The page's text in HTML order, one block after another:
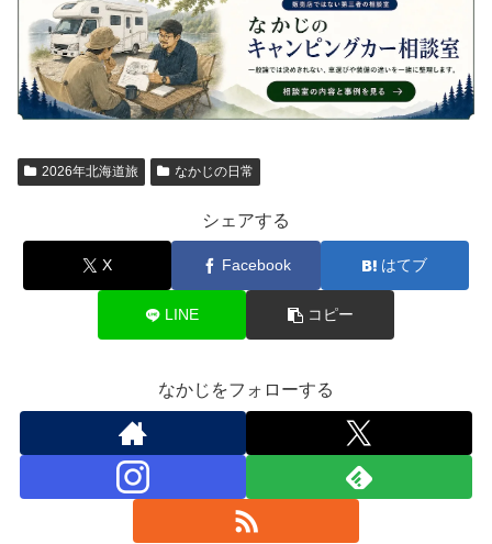
2026年北海道旅 なかじの日常
シェアする
X Facebook はてブ
LINE コピー
なかじをフォローする